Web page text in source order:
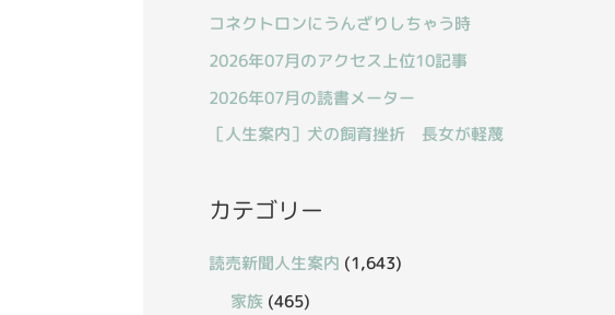
コネクトロンにうんざりしちゃう時
2026年07月のアクセス上位10記事
2026年07月の読書メーター
［人生案内］犬の飼育挫折 長女が軽蔑
カテゴリー
読売新聞人生案内 (1,643)
家族 (465)